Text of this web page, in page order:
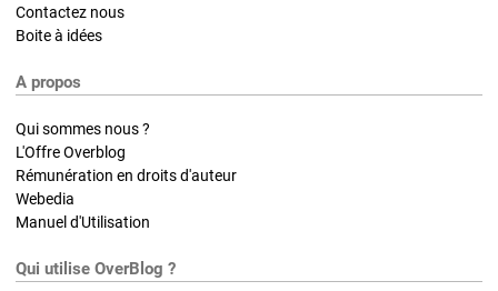
Contactez nous
Boite à idées
A propos
Qui sommes nous ?
L'Offre Overblog
Rémunération en droits d'auteur
Webedia
Manuel d'Utilisation
Qui utilise OverBlog ?